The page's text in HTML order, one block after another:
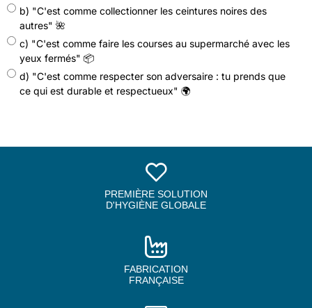
b) "C'est comme collectionner les ceintures noires des
autres" 🌺
c) "C'est comme faire les courses au supermarché avec les
yeux fermés" 📦
d) "C'est comme respecter son adversaire : tu prends que
ce qui est durable et respectueux" 🌍
PREMIÈRE SOLUTION
D'HYGIÈNE GLOBALE
FABRICATION
FRANÇAISE